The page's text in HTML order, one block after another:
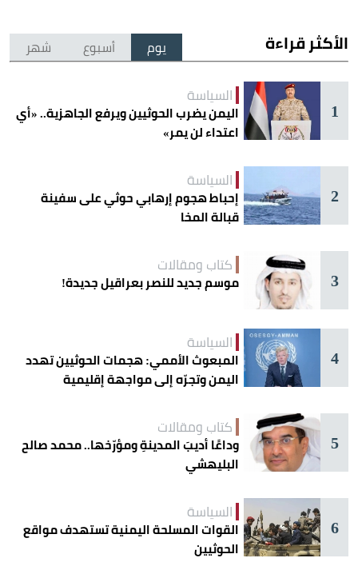
الأكثر قراءة يوم أسبوع شهر
1
السياسة
اليمن يضرب الحوثيين ويرفع الجاهزية.. «أي
اعتداء لن يمر»
2
السياسة
إحباط هجوم إرهابي حوثي على سفينة
قبالة المخا
3
كتاب ومقالات
موسم جديد للنصر بعراقيل جديدة!
4
السياسة
المبعوث الأممي: هجمات الحوثيين تهدد
اليمن وتجرّه إلى مواجهة إقليمية
5
كتاب ومقالات
وداعًا أديبَ المدينةِ ومؤرّخها.. محمد صالح
البليهشي
6
السياسة
القوات المسلحة اليمنية تستهدف مواقع
الحوثيين